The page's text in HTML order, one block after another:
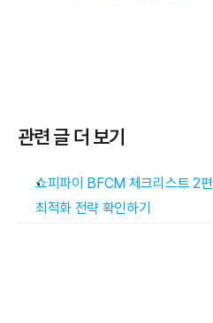
관련 글 더 보기
쇼피파이 BFCM 체크리스트 2
최적화 전략 확인하기